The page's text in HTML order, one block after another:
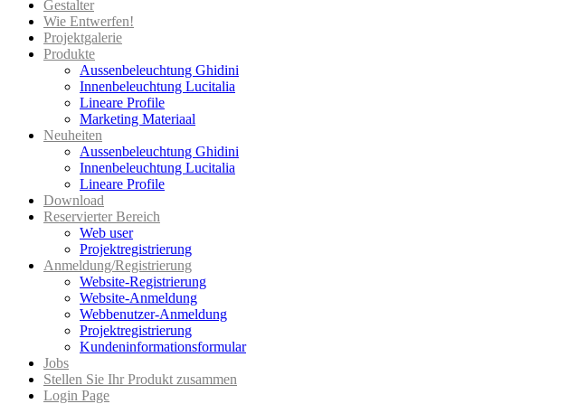
Gestalter
Wie Entwerfen!
Projektgalerie
Produkte
Aussenbeleuchtung Ghidini
Innenbeleuchtung Lucitalia
Lineare Profile
Marketing Materiaal
Neuheiten
Aussenbeleuchtung Ghidini
Innenbeleuchtung Lucitalia
Lineare Profile
Download
Reservierter Bereich
Web user
Projektregistrierung
Anmeldung/Registrierung
Website-Registrierung
Website-Anmeldung
Webbenutzer-Anmeldung
Projektregistrierung
Kundeninformationsformular
Jobs
Stellen Sie Ihr Produkt zusammen
Login Page